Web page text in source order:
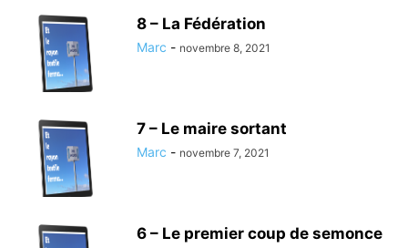
8 – La Fédération
Marc - novembre 8, 2021
7 – Le maire sortant
Marc - novembre 7, 2021
6 – Le premier coup de semonce